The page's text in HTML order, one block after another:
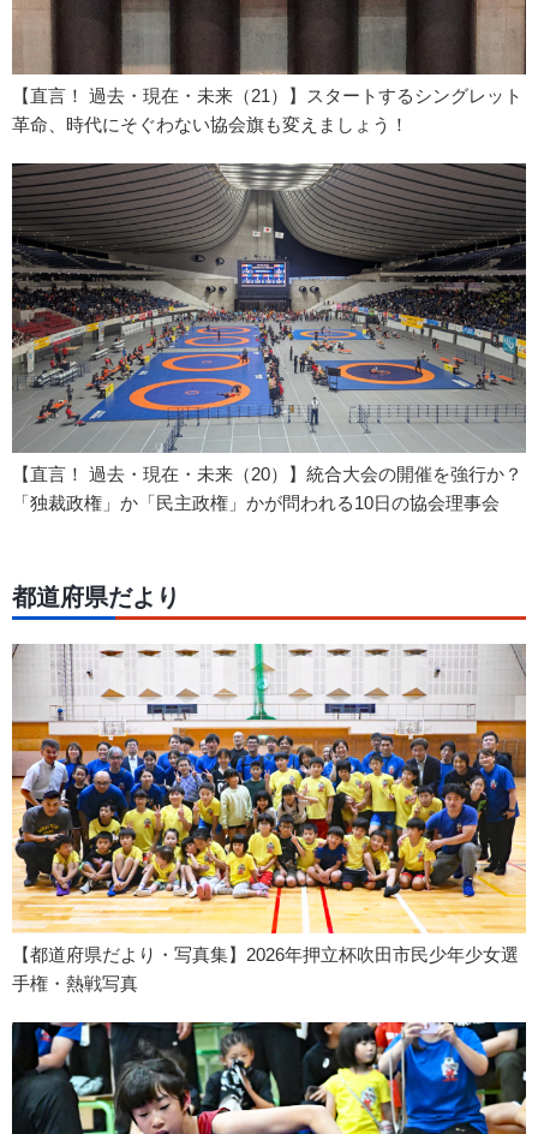
【直言！ 過去・現在・未来（21）】スタートするシングレット
革命、時代にそぐわない協会旗も変えましょう！
【直言！ 過去・現在・未来（20）】統合大会の開催を強行か？
「独裁政権」か「民主政権」かが問われる10日の協会理事会
都道府県だより
【都道府県だより・写真集】2026年押立杯吹田市民少年少女選
手権・熱戦写真